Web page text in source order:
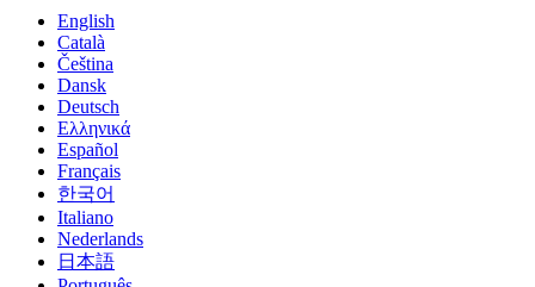
English
Català
Čeština
Dansk
Deutsch
Ελληνικά
Español
Français
한국어
Italiano
Nederlands
日本語